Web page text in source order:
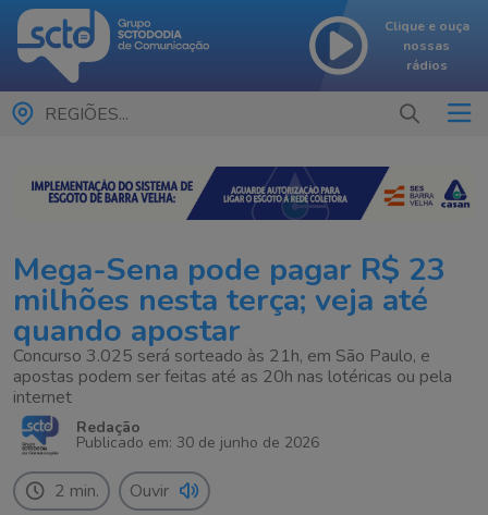
Clique e ouça
nossas
rádios
REGIÕES...
Mega-Sena pode pagar R$ 23
milhões nesta terça; veja até
quando apostar
Concurso 3.025 será sorteado às 21h, em São Paulo, e
apostas podem ser feitas até as 20h nas lotéricas ou pela
internet
Redação
Publicado em: 30 de junho de 2026
2 min. Ouvir